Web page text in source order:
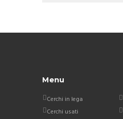
Menu
Cerchi in lega
Cerchi usati